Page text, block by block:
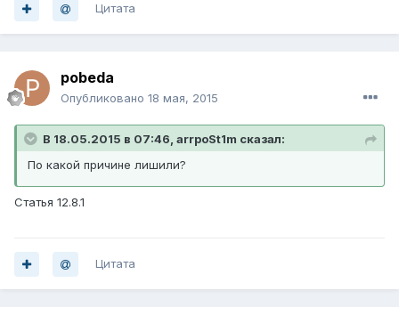
Цитата
pobeda
Опубликовано 18 мая, 2015
В 18.05.2015 в 07:46, arrpoSt1m сказал:
По какой причине лишили?
Статья 12.8.1
Цитата